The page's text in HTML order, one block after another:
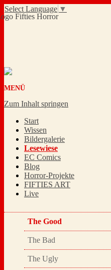
MENÜ
Zum Inhalt springen
Start
Wissen
Bildergalerie
Lesewiese
EC Comics
Blog
Horror-Projekte
FIFTIES ART
Live
Select Language ▼
The Good
The Bad
The Ugly